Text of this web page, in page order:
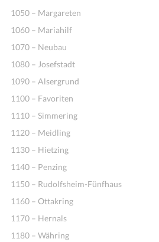
1050 – Margareten
1060 – Mariahilf
1070 – Neubau
1080 – Josefstadt
1090 – Alsergrund
1100 – Favoriten
1110 – Simmering
1120 – Meidling
1130 – Hietzing
1140 – Penzing
1150 – Rudolfsheim-Fünfhaus
1160 – Ottakring
1170 – Hernals
1180 – Währing